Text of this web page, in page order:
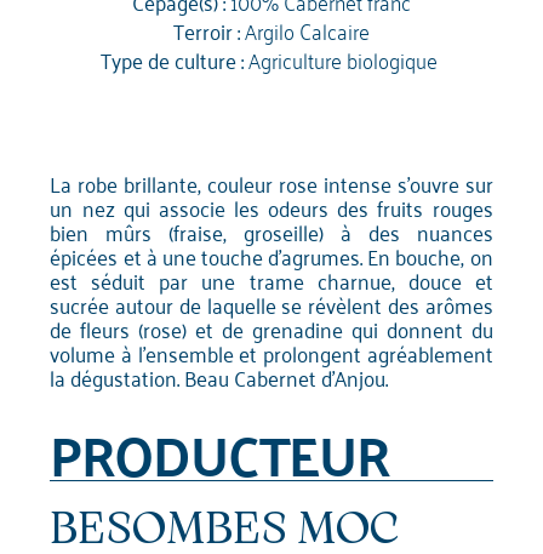
Terroir :Argilo Calcaire
Type de culture :Agriculture biologique
La robe brillante, couleur rose intense s'ouvre sur
un nez qui associe les odeurs des fruits rouges
bien mûrs (fraise, groseille) à des nuances
épicées et à une touche d'agrumes. En bouche, on
est séduit par une trame charnue, douce et
sucrée autour de laquelle se révèlent des arômes
de fleurs (rose) et de grenadine qui donnent du
volume à l'ensemble et prolongent agréablement
la dégustation. Beau Cabernet d'Anjou.
PRODUCTEUR
BESOMBES MOC